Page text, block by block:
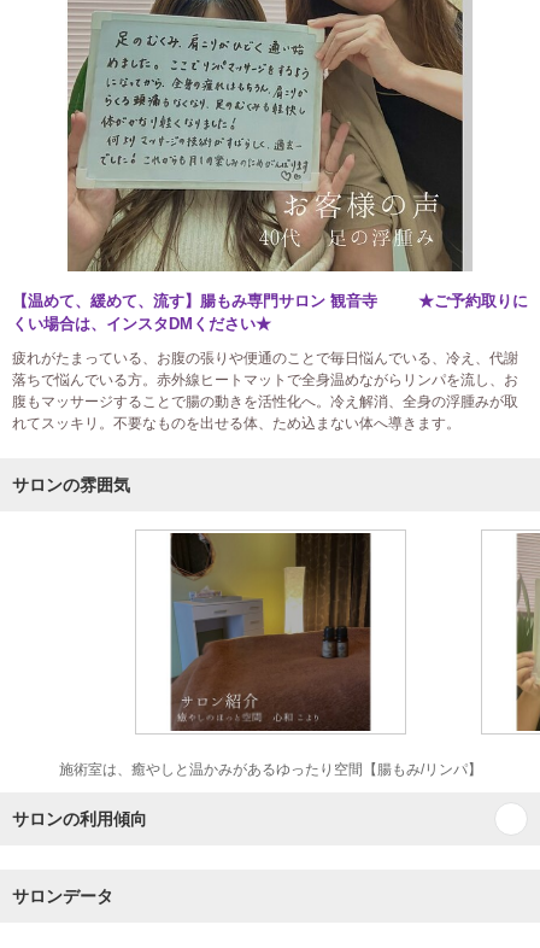
【温めて、緩めて、流す】腸もみ専門サロン 観音寺 ★ご予約取りに
くい場合は、インスタDMください★
疲れがたまっている、お腹の張りや便通のことで毎日悩んでいる、冷え、代謝
落ちで悩んでいる方。赤外線ヒートマットで全身温めながらリンパを流し、お
腹もマッサージすることで腸の動きを活性化へ。冷え解消、全身の浮腫みが取
れてスッキリ。不要なものを出せる体、ため込まない体へ導きます。
サロンの雰囲気
施術室は、癒やしと温かみがあるゆったり空間【腸もみ/リンパ】
サロンの利用傾向
サロンデータ